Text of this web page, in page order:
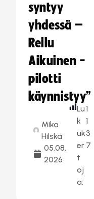
syntyy
yhdessä –
Reilu
Aikuinen -
pilotti
käynnistyy”
Mika
Hilska
05.08.
2026
Lu
k
uk
er
t
oj
a:
1
1
3
7